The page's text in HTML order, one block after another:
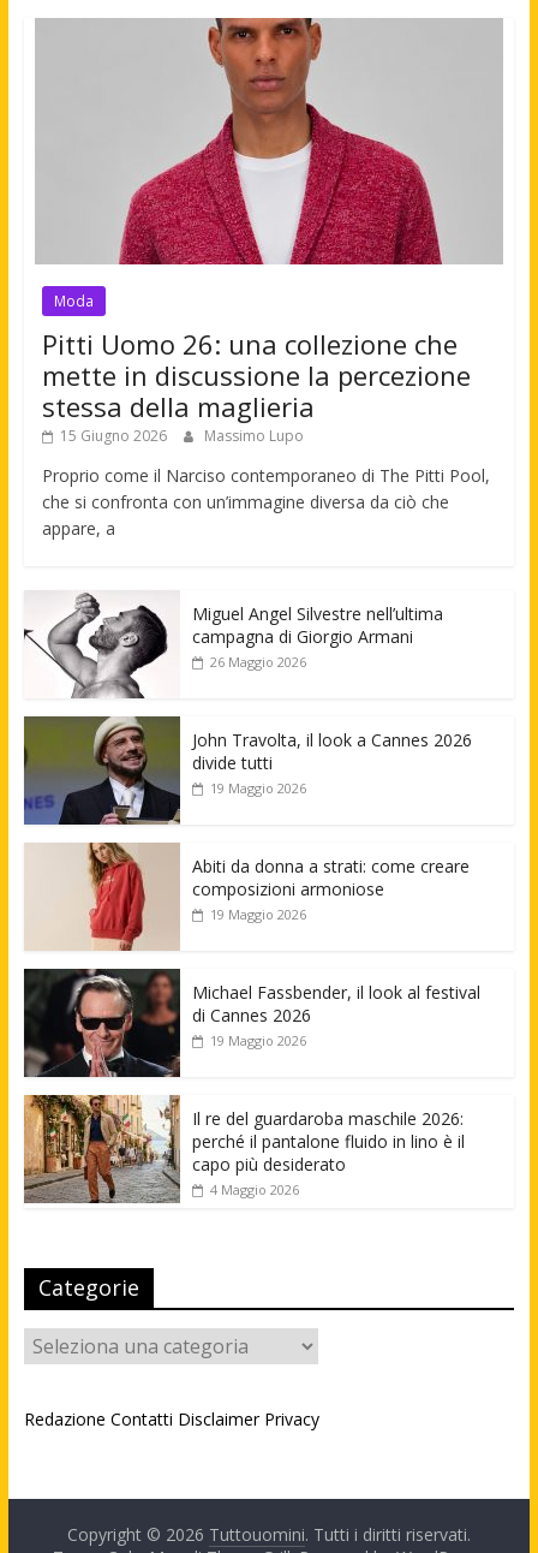
Moda
Pitti Uomo 26: una collezione che
mette in discussione la percezione
stessa della maglieria
15 Giugno 2026 Massimo Lupo
Proprio come il Narciso contemporaneo di The Pitti Pool,
che si confronta con un’immagine diversa da ciò che
appare, a
Miguel Angel Silvestre nell’ultima
campagna di Giorgio Armani
26 Maggio 2026
John Travolta, il look a Cannes 2026
divide tutti
19 Maggio 2026
Abiti da donna a strati: come creare
composizioni armoniose
19 Maggio 2026
Michael Fassbender, il look al festival
di Cannes 2026
19 Maggio 2026
Il re del guardaroba maschile 2026:
perché il pantalone fluido in lino è il
capo più desiderato
4 Maggio 2026
Categorie
Categorie
Redazione Contatti Disclaimer Privacy
Copyright © 2026 Tuttouomini. Tutti i diritti riservati.